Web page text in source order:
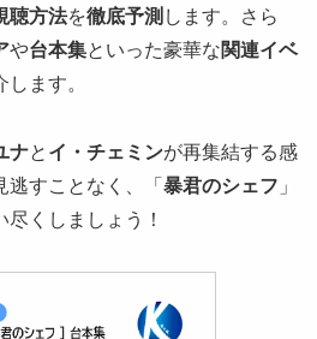
聴方法を徹底予測 します。さら
や台本集といった豪華な関連イベ
ます。
ナと イ・チェミンが再集結する感
逃すことなく、「 暴君のシェフ 」
くしましょう！